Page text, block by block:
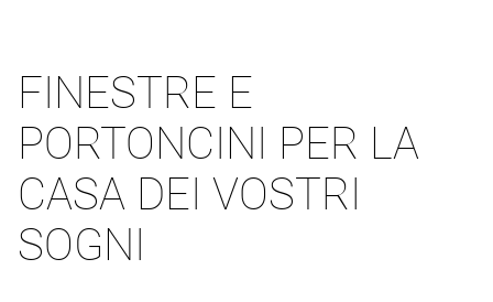
FINESTRE E
PORTONCINI PER LA
CASA DEI VOSTRI
SOGNI